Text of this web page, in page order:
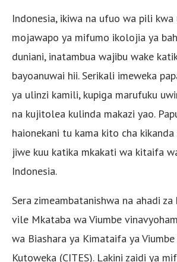
Indonesia, ikiwa na ufuo wa pili
mojawapo ya mifumo ikolojia ya
duniani, inatambua wajibu wake
bayoanuwai hii. Serikali imeweka
ya ulinzi kamili, kupiga marufuku
na kujitolea kulinda makazi yao.
haionekani tu kama kito cha
jiwe kuu katika mkakati wa kitaifa
Indonesia.
Sera zimeambatanishwa na ahadi
vile Mkataba wa Viumbe
wa Biashara ya Kimataifa ya
Kutoweka (CITES). Lakini zaidi ya